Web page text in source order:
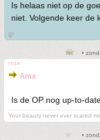
Is helaas niet op de
niet. Volgende keer de
జ్ఞ‌ా
•
roze
Ama
Is de OP nog up-to-
Your beauty never ever scared
•